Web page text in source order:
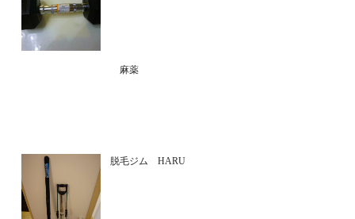
麻薬
脱毛ジム HARU